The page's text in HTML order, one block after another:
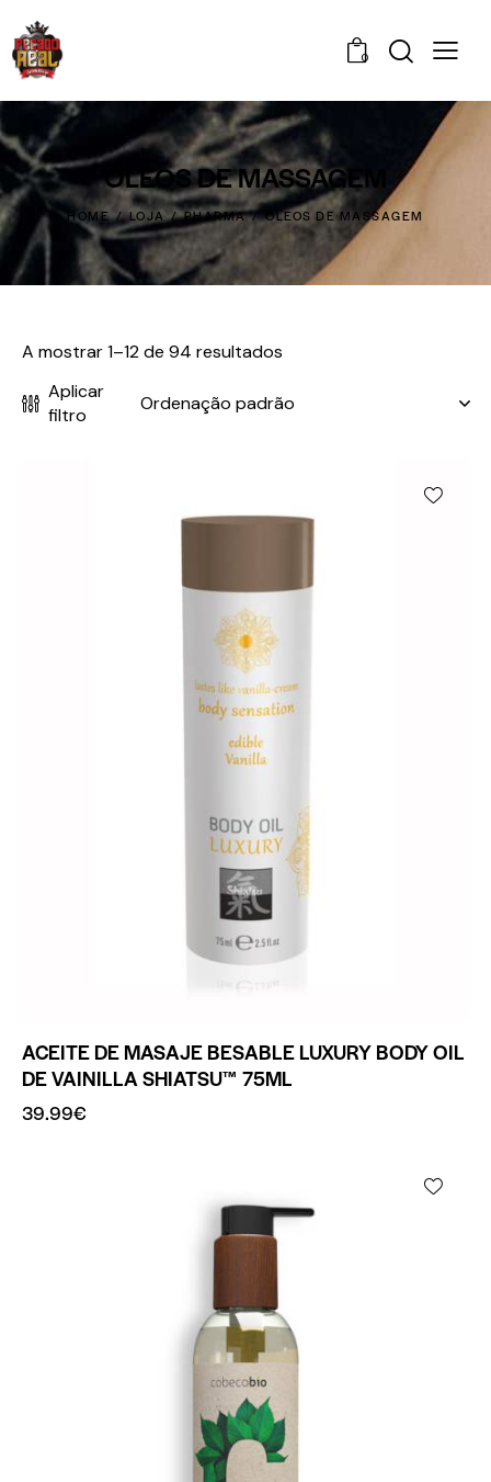
0
ÓLEOS DE MASSAGEM
HOME LOJA PHARMA ÓLEOS DE MASSAGEM
A mostrar 1–12 de 94 resultados
Aplicar
filtro
ACEITE DE MASAJE BESABLE LUXURY BODY OIL
DE VAINILLA SHIATSU™ 75ML
39.99€